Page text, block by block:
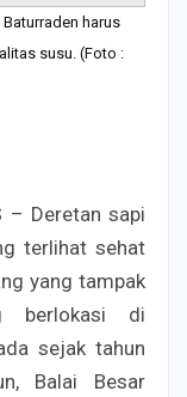
harus
susu. (Foto :
– Deretan sapi
terlihat sehat
yang tampak
berlokasi di
sejak tahun
Balai Besar